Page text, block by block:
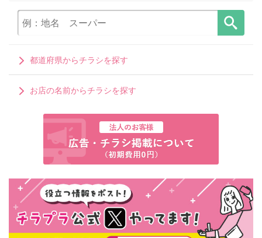
都道府県からチラシを探す
お店の名前からチラシを探す